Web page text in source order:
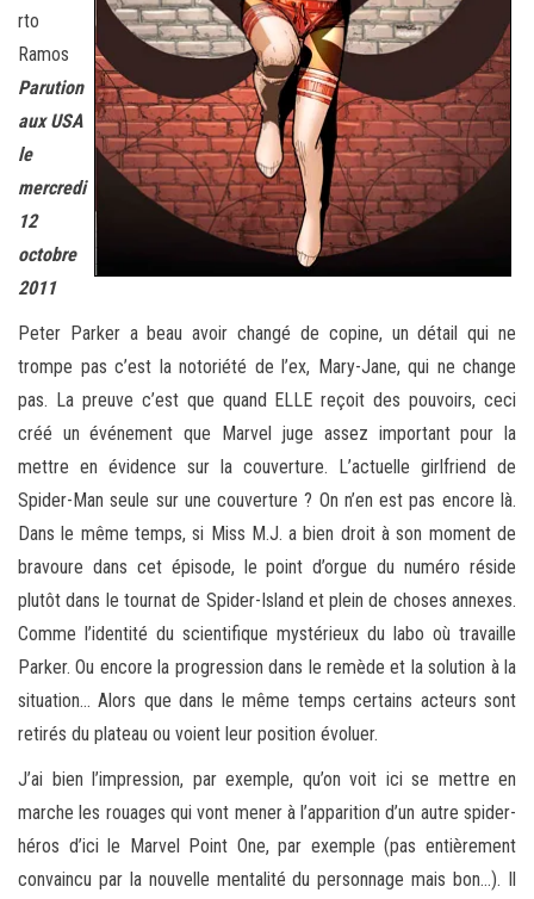
rto
Ramos
Parution
aux USA
le
mercredi
12
octobre
2011
Peter Parker a beau avoir changé de copine, un détail qui ne
trompe pas c’est la notoriété de l’ex, Mary-Jane, qui ne change
pas. La preuve c’est que quand ELLE reçoit des pouvoirs, ceci
créé un événement que Marvel juge assez important pour la
mettre en évidence sur la couverture. L’actuelle girlfriend de
Spider-Man seule sur une couverture ? On n’en est pas encore là.
Dans le même temps, si Miss M.J. a bien droit à son moment de
bravoure dans cet épisode, le point d’orgue du numéro réside
plutôt dans le tournat de Spider-Island et plein de choses annexes.
Comme l’identité du scientifique mystérieux du labo où travaille
Parker. Ou encore la progression dans le remède et la solution à la
situation… Alors que dans le même temps certains acteurs sont
retirés du plateau ou voient leur position évoluer.
J’ai bien l’impression, par exemple, qu’on voit ici se mettre en
marche les rouages qui vont mener à l’apparition d’un autre spider-
héros d’ici le Marvel Point One, par exemple (pas entièrement
convaincu par la nouvelle mentalité du personnage mais bon…). Il